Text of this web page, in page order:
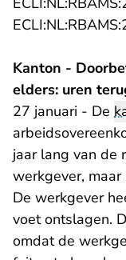
Kanton -
elders: uren
27 januari - De
jaar lang van de
werkgever,
De werkgever
voet ontslagen.
omdat de